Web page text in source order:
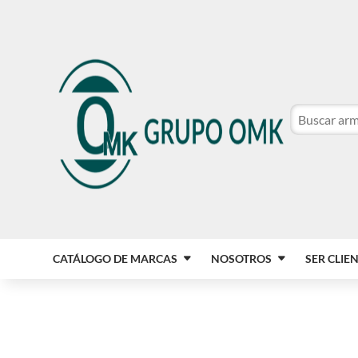
CATÁLOGO DE MARCAS NOSOTROS SER